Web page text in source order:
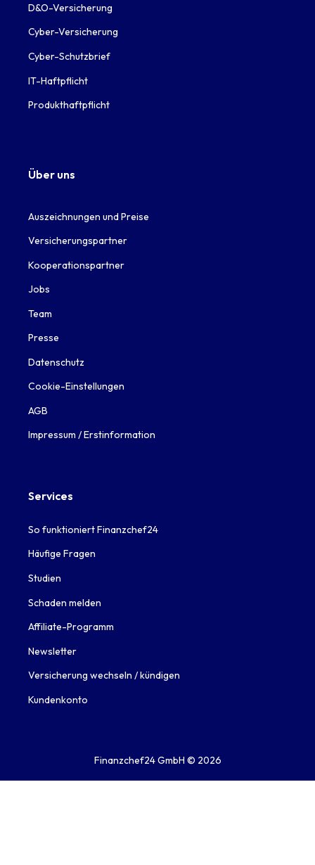
D&O-Versicherung
Cyber-Versicherung
Cyber-Schutzbrief
IT-Haftpflicht
Produkthaftpflicht
Über uns
Auszeichnungen und Preise
Versicherungspartner
Kooperationspartner
Jobs
Team
Presse
Datenschutz
Cookie-Einstellungen
AGB
Impressum / Erstinformation
Services
So funktioniert Finanzchef24
Häufige Fragen
Studien
Schaden melden
Affiliate-Programm
Newsletter
Versicherung wechseln / kündigen
Kundenkonto
Finanzchef24 GmbH © 2026